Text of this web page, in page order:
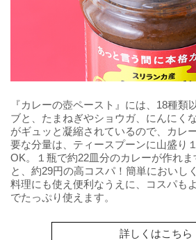
『カレーの壺ペースト』には、18種類
ブと、たまねぎやショウガ、にんにく
がギュッと凝縮されているので、カレ
要な分量は、ティースプーンに山盛り
OK。１瓶で約22皿分のカレーが作れ
と、約29円の高コスパ！簡単においし
料理にも使え便利なうえに、コスパも
でたっぷり使えます。
詳しくはこちら